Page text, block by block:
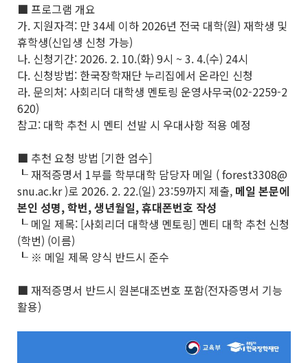
■ 프로그램 개요
가. 지원자격: 만 34세 이하 2026년 전국 대학(원) 재학생 및
휴학생(신입생 신청 가능)
나. 신청기간: 2026. 2. 10.(화) 9시 ~ 3. 4.(수) 24시
다. 신청방법: 한국장학재단 누리집에서 온라인 신청
라. 문의처: 사회리더 대학생 멘토링 운영사무국(02-2259-2
620)
참고: 대학 추천 시 멘티 선발 시 우대사항 적용 예정
■ 추천 요청 방법 [기한 엄수]
┖ 재적증명서 1부를 학부대학 담당자 메일 ( forest3308@
snu.ac.kr )로 2026. 2. 22.(일) 23:59까지 제출, 메일 본문에
본인 성명, 학번, 생년월일, 휴대폰번호 작성
┖ 메일 제목: [사회리더 대학생 멘토링] 멘티 대학 추천 신청
(학번) (이름)
┖ ※ 메일 제목 양식 반드시 준수
■ 재적증명서 반드시 원본대조번호 포함(전자증명서 기능
활용)